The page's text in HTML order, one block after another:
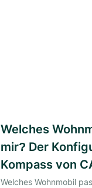
Welches
mir? Der
Kompass von
Welches Wohnmobil